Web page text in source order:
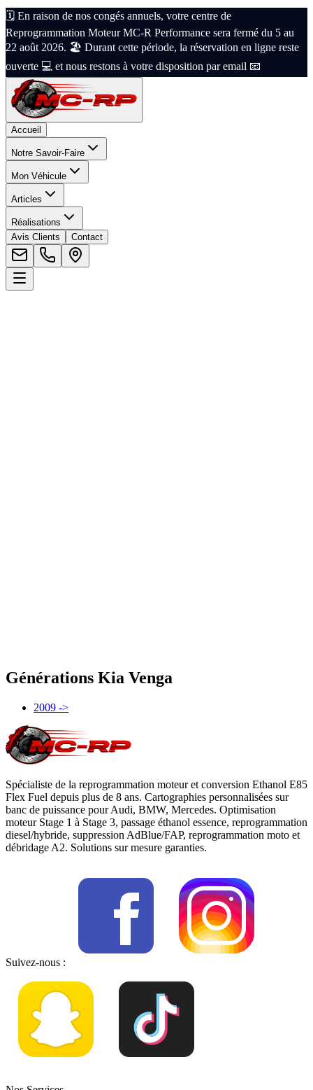
🗓️ En raison de nos congés annuels, votre centre de
Reprogrammation Moteur MC-R Performance sera fermé du 5 au
22 août 2026. 🏖️ Durant cette période, la réservation en ligne reste
ouverte 💻 et nous restons à votre disposition par email 📧
Accueil
Notre Savoir-Faire
Mon Véhicule
Articles
Réalisations
Avis Clients
Contact
Générations Kia Venga
2009 ->
Spécialiste de la reprogrammation moteur et conversion Ethanol E85
Flex Fuel depuis plus de 8 ans. Cartographies personnalisées sur
banc de puissance pour Audi, BMW, Mercedes. Optimisation
moteur Stage 1 à Stage 3, passage éthanol essence, reprogrammation
diesel/hybride, suppression AdBlue/FAP, reprogrammation moto et
débridage A2. Solutions sur mesure garanties.
Suivez-nous :